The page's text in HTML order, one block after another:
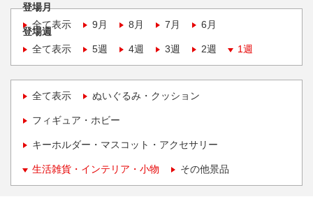
登場月
全て表示
9月 8月 7月 6月
登場週
全て表示
5週 4週 3週 2週 1週
全て表示 ぬいぐるみ・クッション
フィギュア・ホビー
キーホルダー・マスコット・アクセサリー
生活雑貨・インテリア・小物 その他景品